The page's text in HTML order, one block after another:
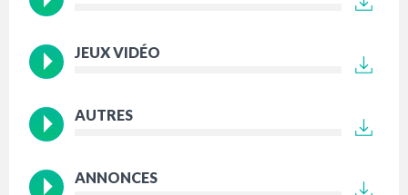
JEUX VIDÉO
AUTRES
ANNONCES